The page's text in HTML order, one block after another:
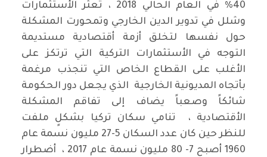
40% في العام الحالي 2018 ، تعثر الأستثمارات
وشلل في تدوير الدين الخارجي وتمحورت المشكلة
حول نفسها لتخلق أزمة أقتصادية مستديمة
التوجه في الأستثمارات التركية التي ترتكز على
الأغلب على القطاع الخاص التي تنجذب مرغمة
بأتجاه المديونية الخارجية الذي يجعل دور الحكومة
شائكاً وصعباً يضاف إلى تفاقم المشكلة
الأقتصادية ، تنامي سكان تركيا بشكلٍ ملفت
للنظر حين كان عدد السكان 5-27 مليون نسمة عام
1960 أصبح 7- 80 مليون نسمة عام 2017 ، أضطرار